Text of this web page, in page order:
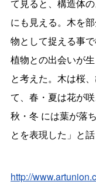
て見ると、構造体
にも見える。木を部
物として捉える事
植物との出会いが
と考えた。木は桜
て、春・夏は花が咲
秋・冬 には葉が落
とを表現した」と話
http://